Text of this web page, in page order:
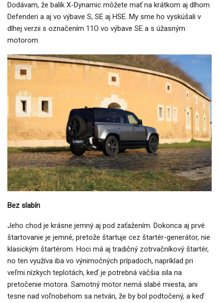
Dodávam, že balík X-Dynamic môžete mať na krátkom aj dlhom
Defenderi a aj vo výbave S, SE aj HSE. My sme ho vyskúšali v
dlhej verzii s označením 11O vo výbave SE a s úžasným
motorom.
Bez slabín
Jeho chod je krásne jemný aj pod zaťažením. Dokonca aj prvé
štartovanie je jemné, pretože štartuje cez štartér-generátor, nie
klasickým štartérom. Hoci má aj tradičný zotrvačníkový štartér,
no ten využíva iba vo výnimočných prípadoch, napríklad pri
veľmi nízkych teplotách, keď je potrebná väčšia sila na
pretočenie motora. Samotný motor nemá slabé miesta, ani
tesne nad voľnobehom sa netvári, že by bol podtočený, a keď